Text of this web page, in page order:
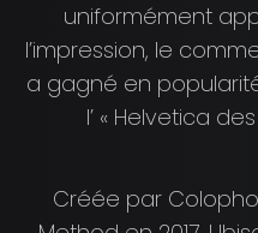
uniformément
l’impression, le
a gagné en
l’ « Helvetica
Créée par